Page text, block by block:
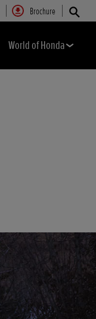
Brochure
World of Honda